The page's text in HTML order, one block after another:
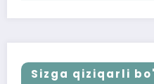
Sizga qiziqarli